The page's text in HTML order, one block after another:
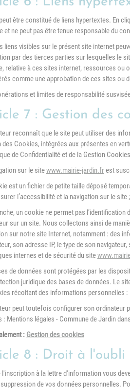
être constitué de liens hypertextes. En
et ne peut pas être tenue responsable du
liens visibles sur le présent site internet
par des tierces parties sur lesquelles le
relative à ces sites internet, ressources ou
comme une approbation de ces sites ou
et limites de responsabilité
7 : Gestion des
reconnaît que le site peut utiliser des
des Cookies, intégrées aux présentes en
de Confidentialité et de la Gestion
sur le sitewww.mairie-jardin.fr est
est un fichier de petite taille déposé
l’accessibilité et la navigation sur le
un cookie ne permet pas
sur un site. Nous collectons ainsi de
sur notre site Internet, notamment : des
son adresse IP, le type de son
internes et de sécurité du site
de données sont protégées par les
juridique des bases de données. Le
récoltant des informations personnelles
peut toutefois configurer son
: Mentions légales - Commune de Jardin
: Gestion des cookies
8 : Droit à l'oubli
l'inscription à la lettre d'information vous
de vos données personnelles.